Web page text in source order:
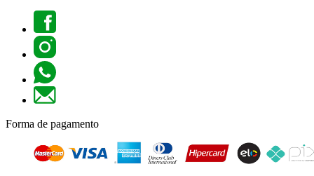
Forma de pagamento